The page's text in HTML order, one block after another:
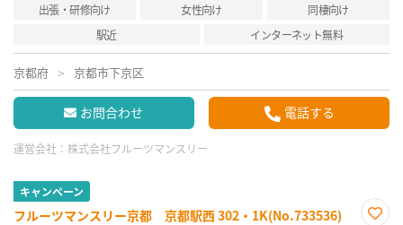
出張・研修向け 女性向け
同棲向け
駅近
インターネット無料
京都府 京都市下京区
お問合わせ 電話する
運営会社： 株式会社フルーツマンスリー
キャンペーン
フルーツマンスリー京都 京都駅西 302・1K(No.733536)